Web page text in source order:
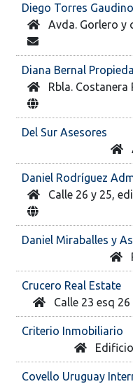
Diego Torres Gaudino
Avda. Gorlero y
Diana Bernal
Rbla.
Del Sur Asesores
Daniel Rodríguez
Calle 26 y 25,
Daniel Miraballes y
Crucero Real Estate
Calle 23 esq
Criterio Inmobiliario
Covello Uruguay